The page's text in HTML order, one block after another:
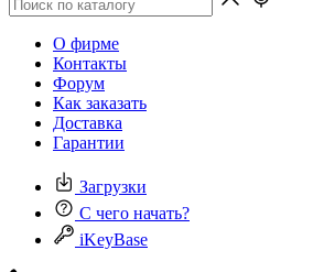
О фирме
Контакты
Форум
Как заказать
Доставка
Гарантии
Загрузки
С чего начать?
iKeyBase